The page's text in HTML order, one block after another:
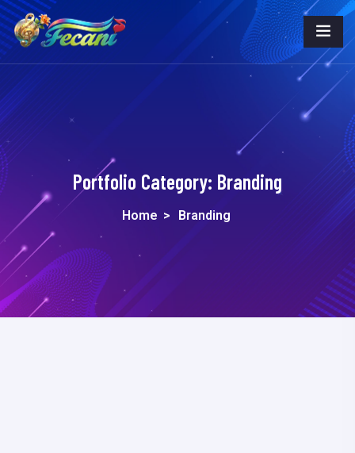
Portfolio Category: Branding
Home > Branding